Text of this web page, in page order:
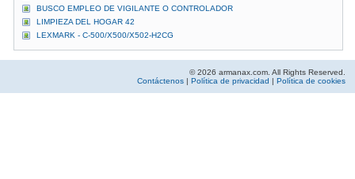
BUSCO EMPLEO DE VIGILANTE O CONTROLADOR
LIMPIEZA DEL HOGAR 42
LEXMARK - C-500/X500/X502-H2CG
© 2026 armanax.com. All Rights Reserved.
Contáctenos
Política de privacidad Política de cookies